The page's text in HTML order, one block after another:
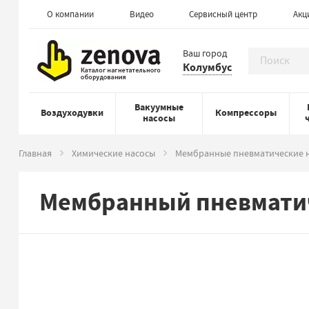
О компании Видео Сервисный центр
Ваш город
Колумбус
Воздуходувки
Вакуумные
насосы
Компрессоры
Главная Химические насосы Мембранные пневматические
Мембранный